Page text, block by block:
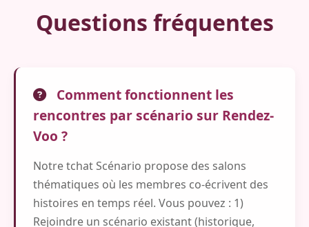
Questions fréquentes
Comment fonctionnent les
rencontres par scénario sur Rendez-
Voo ?
Notre tchat Scénario propose des salons
thématiques où les membres co-écrivent des
histoires en temps réel. Vous pouvez : 1)
Rejoindre un scénario existant (historique,